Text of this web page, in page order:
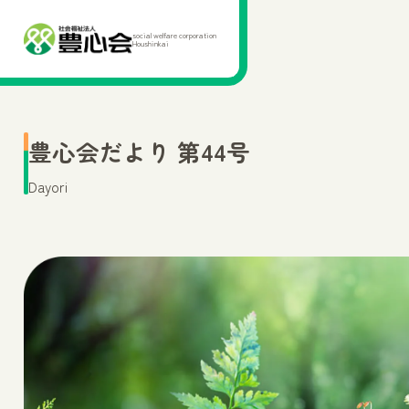
social welfare corporation
Houshinkai
豊心会だより 第44号
Dayori